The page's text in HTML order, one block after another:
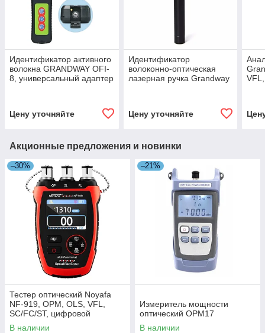
Идентификатор активного
волокна GRANDWAY OFI-
8, универсальный адаптер
Цену уточняйте
Идентификатор
волоконно-оптическая
лазерная ручка Grandway
Цену уточняйте
Акционные предложения и новинки
–30%
Тестер оптический Noyafa
NF-919, OPM, OLS, VFL,
SC/FC/ST, цифровой
В наличии
–21%
Измеритель мощности
оптический OPM17
В наличии